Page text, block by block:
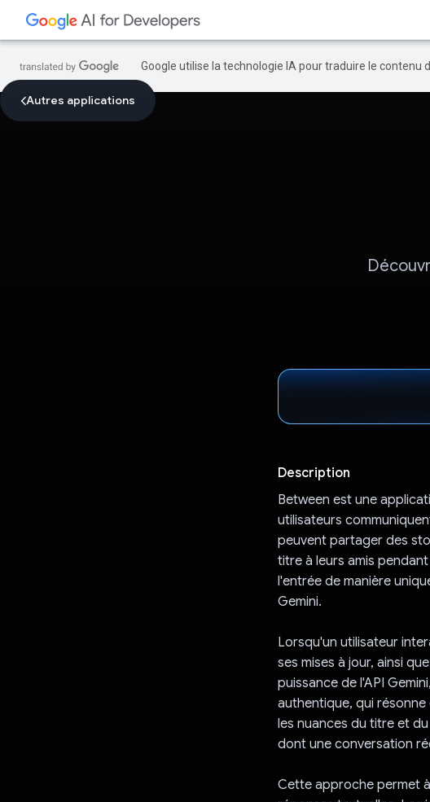
Google utilise la technologie IA pour traduire le
Autres applications
Description
Between est une
utilisateurs
peuvent partager des
titre à leurs amis
l'entrée de manière
Gemini.
Lorsqu'un utilisateur
ses mises à jour, ainsi
puissance de l'API
authentique, qui
les nuances du titre et
dont une conversation
Cette approche permet